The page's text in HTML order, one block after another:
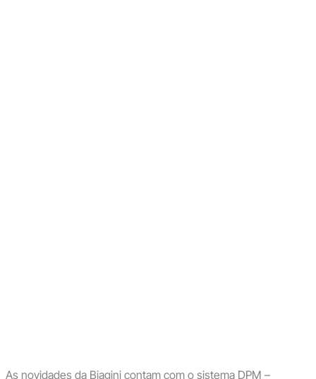
As novidades da Biagini contam com o sistema DPM –